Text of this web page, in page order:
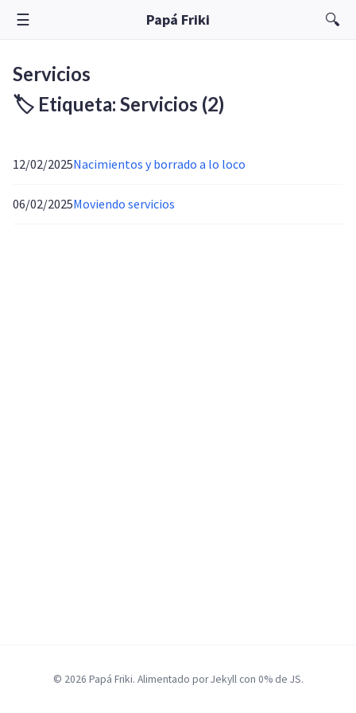
☰ Papá Friki 🔍
Servicios
🏷️ Etiqueta: Servicios (2)
12/02/2025Nacimientos y borrado a lo loco
06/02/2025Moviendo servicios
© 2026 Papá Friki. Alimentado por Jekyll con 0% de JS.